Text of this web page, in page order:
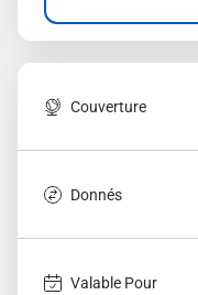
Couverture
Donnés
Valable Pour